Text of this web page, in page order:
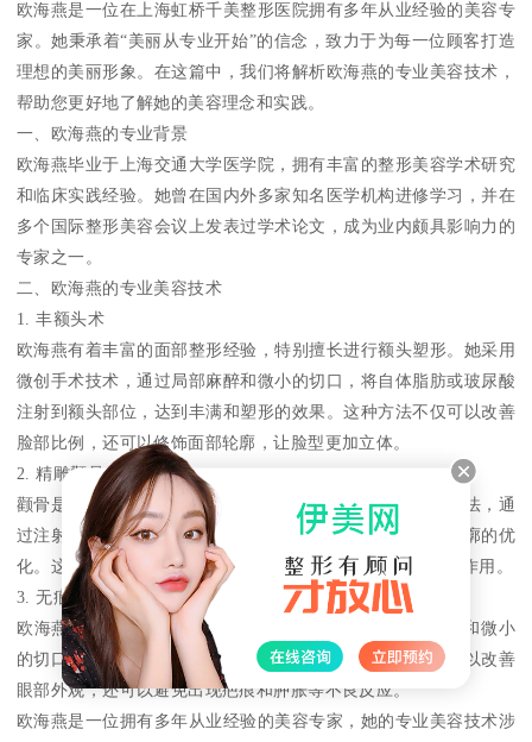
欧海燕是一位在上海虹桥千美整形医院拥有多年从业经验的美容专
家。她秉承着“美丽从专业开始”的信念，致力于为每一位顾客打造
理想的美丽形象。在这篇中，我们将解析欧海燕的专业美容技术，
帮助您更好地了解她的美容理念和实践。
一、欧海燕的专业背景
欧海燕毕业于上海交通大学医学院，拥有丰富的整形美容学术研究
和临床实践经验。她曾在国内外多家知名医学机构进修学习，并在
多个国际整形美容会议上发表过学术论文，成为业内颇具影响力的
专家之一。
二、欧海燕的专业美容技术
1. 丰额头术
欧海燕有着丰富的面部整形经验，特别擅长进行额头塑形。她采用
微创手术技术，通过局部麻醉和微小的切口，将自体脂肪或玻尿酸
注射到额头部位，达到丰满和塑形的效果。这种方法不仅可以改善
脸部比例，还可以修饰面部轮廓，让脸型更加立体。
2. 精雕颧骨术
颧骨是面部轮廓的重要组成部分，欧海燕采用精雕细琢的手法，通
过注射自体脂肪或玻尿酸等填充物，实现颧骨的立体感和轮廓的优
化。这种方法不仅可以改善面部轮廓，还可以起到抗衰老的作用。
3. 无痕双眼皮术
欧海燕采用“微创、无痕、自然”的手术方式，通过局部麻醉和微小
的切口，将双眼皮线条打造得自然而立体。这种方法不仅可以改善
眼部外观，还可以避免出现疤痕和肿胀等不良反应。
欧海燕是一位拥有多年从业经验的美容专家，她的专业美容技术涉